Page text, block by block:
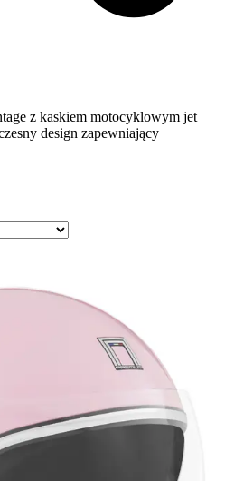
z kaskiem motocyklowym jet
design zapewniający